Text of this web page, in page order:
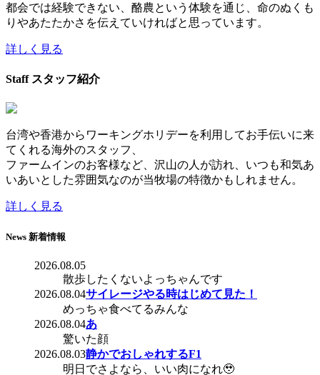
都会では経験できない、酪農という体験を通じ、命のぬくも
りやあたたかさを伝えていければと思っています。
詳しく見る
Staffスタッフ紹介
台湾や香港からワーキングホリデーを利用してお手伝いに来
てくれる海外のスタッフ、
ファームインのお客様など、沢山の人が訪れ、いつも和気あ
いあいとした雰囲気なのが当牧場の特徴かもしれません。
詳しく見る
News 新着情報
2026.08.05
散歩したくないよっちゃんです
2026.08.04サイレージやる時はじめて見た！
めっちゃ食べてるみんな
2026.08.04あ
驚いた顔
2026.08.03静かでおしゃれするF1
明日でさよなら、いい肉になれ🥹